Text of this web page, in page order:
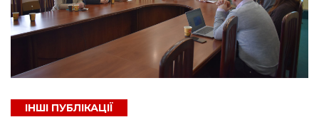
ІНШІ ПУБЛІКАЦІЇ